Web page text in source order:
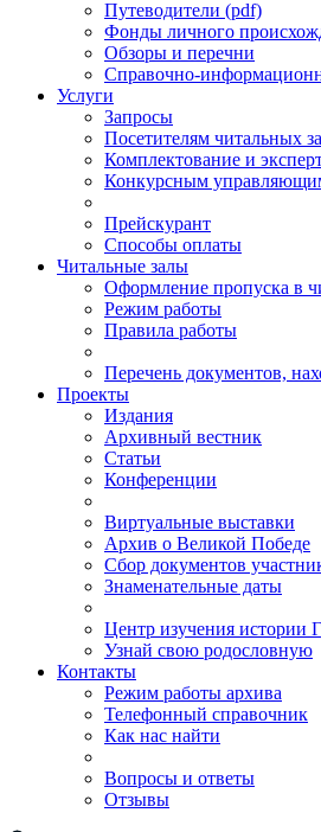
Путеводители (pdf)
Фонды личного
Обзоры и перечни
Справочно-
Услуги
Запросы
Посетителям читальных
Комплектование и
Конкурсным
Прейскурант
Способы оплаты
Читальные залы
Оформление пропуска в
Режим работы
Правила работы
Перечень документов,
Проекты
Издания
Архивный вестник
Статьи
Конференции
Виртуальные выставки
Архив о Великой Победе
Сбор документов
Знаменательные даты
Центр изучения истории
Узнай свою родословную
Контакты
Режим работы архива
Телефонный справочник
Как нас найти
Вопросы и ответы
Отзывы